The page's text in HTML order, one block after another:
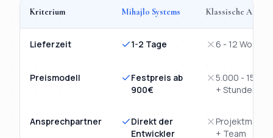
Kriterium Mihajlo Systems Klassische
Lieferzeit 1-2 Tage 6 - 12 Wochen
Preismodell
Festpreis ab
900€
5.000 -
+ Stunden
Ansprechpartner
Direkt der
Entwickler
+ Team